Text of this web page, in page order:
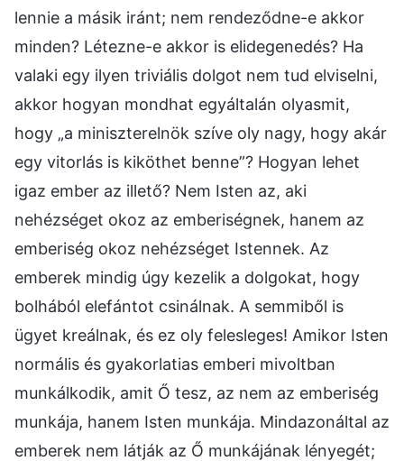
lennie a másik iránt; nem rendeződne-e akkor
minden? Létezne-e akkor is elidegenedés? Ha
valaki egy ilyen triviális dolgot nem tud elviselni,
akkor hogyan mondhat egyáltalán olyasmit,
hogy „a miniszterelnök szíve oly nagy, hogy akár
egy vitorlás is kiköthet benne”? Hogyan lehet
igaz ember az illető? Nem Isten az, aki
nehézséget okoz az emberiségnek, hanem az
emberiség okoz nehézséget Istennek. Az
emberek mindig úgy kezelik a dolgokat, hogy
bolhából elefántot csinálnak. A semmiből is
ügyet kreálnak, és ez oly felesleges! Amikor Isten
normális és gyakorlatias emberi mivoltban
munkálkodik, amit Ő tesz, az nem az emberiség
munkája, hanem Isten munkája. Mindazonáltal az
emberek nem látják az Ő munkájának lényegét;